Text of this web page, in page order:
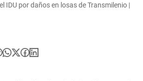
IDU por daños en losas de Transmilenio |